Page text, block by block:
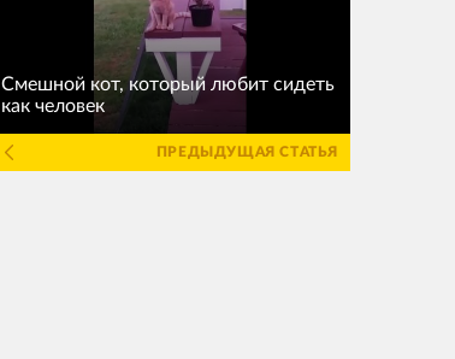
Смешной кот, который любит сидеть
как человек
ПРЕДЫДУЩАЯ СТАТЬЯ